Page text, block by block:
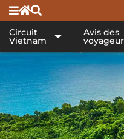
Circuit
Vietnam
Avis des